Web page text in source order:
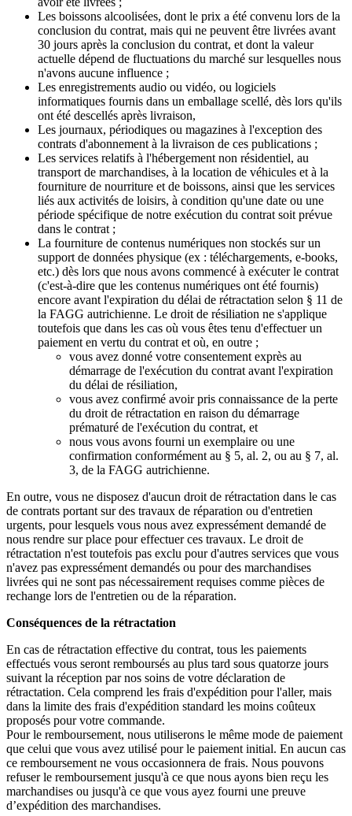
Les boissons alcoolisées, dont le prix a été convenu lors de la
conclusion du contrat, mais qui ne peuvent être livrées avant
30 jours après la conclusion du contrat, et dont la valeur
actuelle dépend de fluctuations du marché sur lesquelles nous
n'avons aucune influence ;
Les enregistrements audio ou vidéo, ou logiciels
informatiques fournis dans un emballage scellé, dès lors qu'ils
ont été descellés après livraison,
Les journaux, périodiques ou magazines à l'exception des
contrats d'abonnement à la livraison de ces publications ;
Les services relatifs à l'hébergement non résidentiel, au
transport de marchandises, à la location de véhicules et à la
fourniture de nourriture et de boissons, ainsi que les services
liés aux activités de loisirs, à condition qu'une date ou une
période spécifique de notre exécution du contrat soit prévue
dans le contrat ;
La fourniture de contenus numériques non stockés sur un
support de données physique (ex : téléchargements, e-books,
etc.) dès lors que nous avons commencé à exécuter le contrat
(c'est-à-dire que les contenus numériques ont été fournis)
encore avant l'expiration du délai de rétractation selon § 11 de
la FAGG autrichienne. Le droit de résiliation ne s'applique
toutefois que dans les cas où vous êtes tenu d'effectuer un
paiement en vertu du contrat et où, en outre ;
vous avez donné votre consentement exprès au
démarrage de l'exécution du contrat avant l'expiration
du délai de résiliation,
vous avez confirmé avoir pris connaissance de la perte
du droit de rétractation en raison du démarrage
prématuré de l'exécution du contrat, et
nous vous avons fourni un exemplaire ou une
confirmation conformément au § 5, al. 2, ou au § 7, al.
3, de la FAGG autrichienne.
En outre, vous ne disposez d'aucun droit de rétractation dans le cas
de contrats portant sur des travaux de réparation ou d'entretien
urgents, pour lesquels vous nous avez expressément demandé de
nous rendre sur place pour effectuer ces travaux. Le droit de
rétractation n'est toutefois pas exclu pour d'autres services que vous
n'avez pas expressément demandés ou pour des marchandises
livrées qui ne sont pas nécessairement requises comme pièces de
rechange lors de l'entretien ou de la réparation.
Conséquences de la rétractation
En cas de rétractation effective du contrat, tous les paiements
effectués vous seront remboursés au plus tard sous quatorze jours
suivant la réception par nos soins de votre déclaration de
rétractation. Cela comprend les frais d'expédition pour l'aller, mais
dans la limite des frais d'expédition standard les moins coûteux
proposés pour votre commande.
Pour le remboursement, nous utiliserons le même mode de paiement
que celui que vous avez utilisé pour le paiement initial. En aucun cas
ce remboursement ne vous occasionnera de frais. Nous pouvons
refuser le remboursement jusqu'à ce que nous ayons bien reçu les
marchandises ou jusqu'à ce que vous ayez fourni une preuve
d’expédition des marchandises.